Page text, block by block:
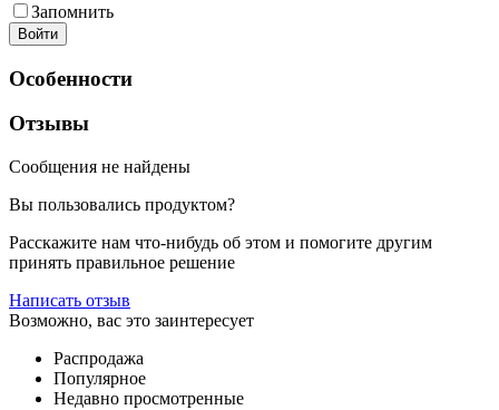
Запомнить
Войти
Особенности
Отзывы
Сообщения не найдены
Вы пользовались продуктом?
Расскажите нам что-нибудь об этом и помогите другим
принять правильное решение
Написать отзыв
Возможно, вас это заинтересует
Распродажа
Популярное
Недавно просмотренные